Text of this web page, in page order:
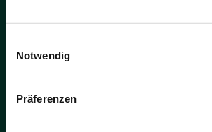
Notwendig
Präferenzen
Die Abmeldung ist jederzeit möglich. Es gelten